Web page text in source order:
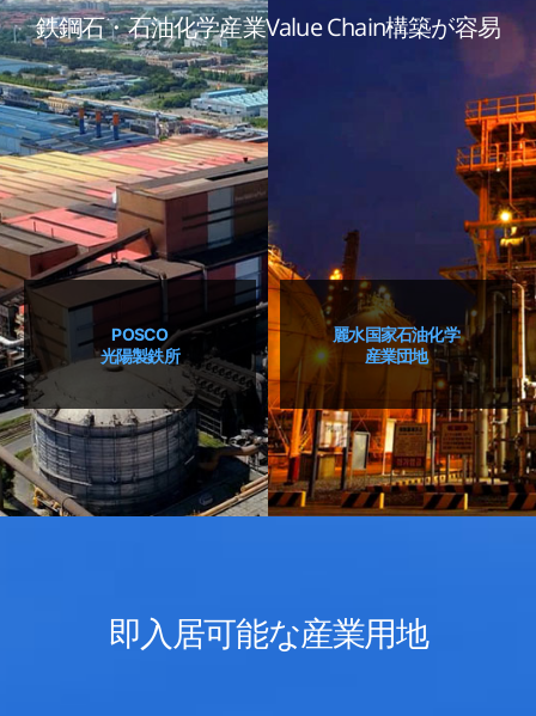
鉄鋼石・石油化学産業Value Chain構築が容易
POSCO
光陽製鉄所
麗水国家石油化学
産業団地
即入居可能な産業用地